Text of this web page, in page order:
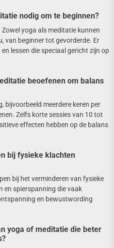
nodig om te beginnen?
yoga als meditatie kunnen
van beginner tot gevorderde. Er
lessen die speciaal gericht zijn op
beoefenen om balans
bijvoorbeeld meerdere keren per
Zelfs korte sessies van 10 tot
effecten hebben op de balans
bij fysieke klachten
bij het verminderen van fysieke
en spierspanning die vaak
en bewustwording
yoga of meditatie die beter